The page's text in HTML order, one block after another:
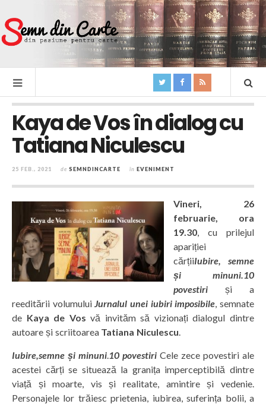
Kaya de Vos în dialog cu
Tatiana Niculescu
25 FEB., 2021 de SEMNDINCARTE în EVENIMENT
Vineri, 26
februarie, ora
19.30, cu prilejul
apariției
cărțiiIubire, semne
și minuni.10
povestiri
și a
reeditării volumuluiJurnalul unei iubiri imposibile, semnate
de Kaya de Vos vă invităm să vizionați dialogul dintre
autoare și scriitoarea Tatiana Niculescu.
Iubire,semne și minuni.10 povestiri Cele zece povestiri ale
acestei cărți se situează la granița imperceptibilă dintre
viață și moarte, vis și realitate, amintire și vedenie.
Personajele lor trăiesc prietenia, iubirea, suferința bolii, a